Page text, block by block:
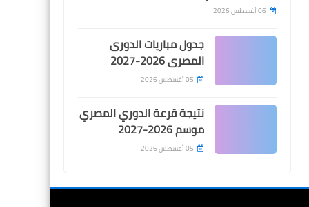
رسميا .. اعلان قائمة المنتخب
الاوليمبى لاولمبياد باريس
اهداف مباراة الاهلى و
1
06 أغسطس 2026
جدول مباريات الدورى
المصرى 2026-2027
05 أغسطس 2026
نتيجة قرعة الدوري المصري
موسم 2026-2027
05 أغسطس 2026